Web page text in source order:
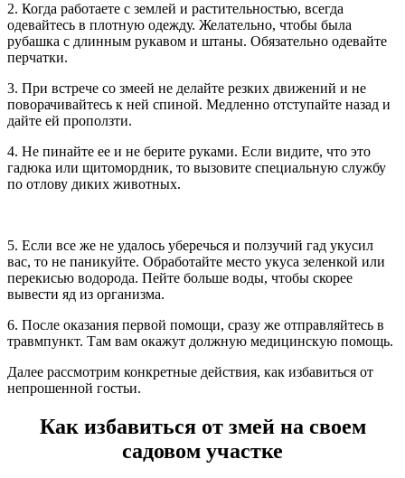
2. Когда работаете с землей и растительностью, всегда
одевайтесь в плотную одежду. Желательно, чтобы была
рубашка с длинным рукавом и штаны. Обязательно одевайте
перчатки.
3. При встрече со змеей не делайте резких движений и не
поворачивайтесь к ней спиной. Медленно отступайте назад и
дайте ей проползти.
4. Не пинайте ее и не берите руками. Если видите, что это
гадюка или щитомордник, то вызовите специальную службу
по отлову диких животных.
5. Если все же не удалось уберечься и ползучий гад укусил
вас, то не паникуйте. Обработайте место укуса зеленкой или
перекисью водорода. Пейте больше воды, чтобы скорее
вывести яд из организма.
6. После оказания первой помощи, сразу же отправляйтесь в
травмпункт. Там вам окажут должную медицинскую помощь.
Далее рассмотрим конкретные действия, как избавиться от
непрошенной гостьи.
Как избавиться от змей на своем
садовом участке